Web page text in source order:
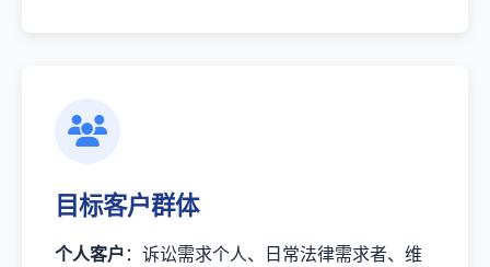
目标客户群体
个人客户：诉讼需求个人、日常法律需求者、维